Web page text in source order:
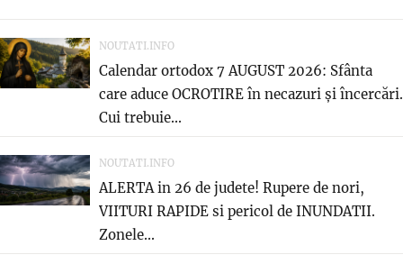
NOUTATI.INFO
Calendar ortodox 7 AUGUST 2026: Sfânta
care aduce OCROTIRE în necazuri și încercări.
Cui trebuie...
NOUTATI.INFO
ALERTA in 26 de judete! Rupere de nori,
VIITURI RAPIDE si pericol de INUNDATII.
Zonele...